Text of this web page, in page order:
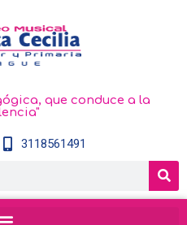
que conduce a la
3118561491